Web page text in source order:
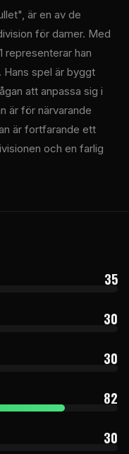
är en av de
för damer. Med
han
Hans spel är byggt
att anpassa sig i
är för närvarande
är fortfarande ett
och en farlig
35
30
30
82
30